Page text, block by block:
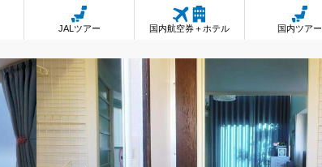
JALツアー 国内航空券＋ホテル 国内ツアー